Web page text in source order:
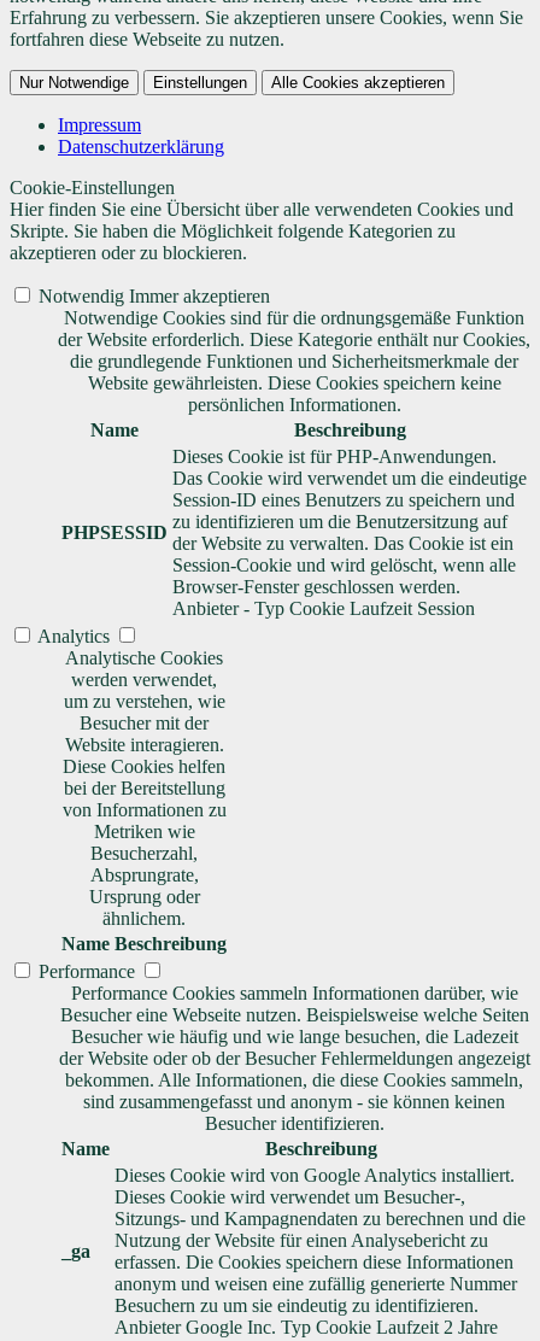
Erfahrung zu verbessern. Sie akzeptieren unsere Cookies, wenn Sie
fortfahren diese Webseite zu nutzen.
Nur Notwendige Einstellungen Alle Cookies akzeptieren
Impressum
Datenschutzerklärung
Cookie-Einstellungen
Hier finden Sie eine Übersicht über alle verwendeten Cookies und
Skripte. Sie haben die Möglichkeit folgende Kategorien zu
akzeptieren oder zu blockieren.
Notwendig Immer akzeptieren
Notwendige Cookies sind für die ordnungsgemäße Funktion
der Website erforderlich. Diese Kategorie enthält nur Cookies,
die grundlegende Funktionen und Sicherheitsmerkmale der
Website gewährleisten. Diese Cookies speichern keine
persönlichen Informationen.
Name
Beschreibung
PHPSESSID
Dieses Cookie ist für PHP-Anwendungen.
Das Cookie wird verwendet um die eindeutige
Session-ID eines Benutzers zu speichern und
zu identifizieren um die Benutzersitzung auf
der Website zu verwalten. Das Cookie ist ein
Session-Cookie und wird gelöscht, wenn alle
Browser-Fenster geschlossen werden.
Anbieter - Typ Cookie Laufzeit Session
Analytics
Analytische Cookies
werden verwendet,
um zu verstehen, wie
Besucher mit der
Website interagieren.
Diese Cookies helfen
bei der Bereitstellung
von Informationen zu
Metriken wie
Besucherzahl,
Absprungrate,
Ursprung oder
ähnlichem.
Name Beschreibung
Performance
Performance Cookies sammeln Informationen darüber, wie
Besucher eine Webseite nutzen. Beispielsweise welche Seiten
Besucher wie häufig und wie lange besuchen, die Ladezeit
der Website oder ob der Besucher Fehlermeldungen angezeigt
bekommen. Alle Informationen, die diese Cookies sammeln,
sind zusammengefasst und anonym - sie können keinen
Besucher identifizieren.
Name
Beschreibung
_ga
Dieses Cookie wird von Google Analytics installiert.
Dieses Cookie wird verwendet um Besucher-,
Sitzungs- und Kampagnendaten zu berechnen und die
Nutzung der Website für einen Analysebericht zu
erfassen. Die Cookies speichern diese Informationen
anonym und weisen eine zufällig generierte Nummer
Besuchern zu um sie eindeutig zu identifizieren.
Anbieter Google Inc. Typ Cookie Laufzeit 2 Jahre